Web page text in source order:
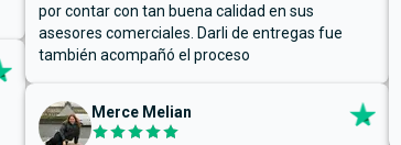
por contar con tan buena calidad en sus
asesores comerciales. Darli de entregas fue
también acompañó el proceso
Merce Melian